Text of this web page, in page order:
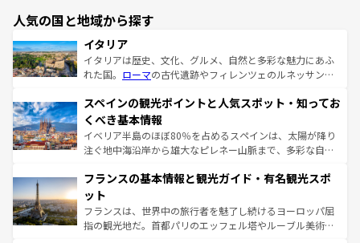
人気の国と地域から探す
イタリア
イタリアは歴史、文化、グルメ、自然と多彩な魅力にあふ
れた国。 ローマの古代遺跡やフィレンツェのルネッサンス
ろん、トスカーナの美しい田園風景やアマルフィ海岸の絶
景など、自然景観も見逃せない。観光の合間には、本場の
ピザやパスタなど、絶品のイタリア料理を堪能することも
できる。朝目覚めてから夜眠るまで、すべての瞬間を楽し
なお、新着のイタリア情報はコンテンツ一覧を参照してほ
しい。
スペインの観光ポイントと人気スポット・知ってお
くべき基本情報
イベリア半島のほぼ80％を占めるスペインは、太陽が降り
注ぐ地中海沿岸から雄大なピレネー山脈まで、多彩な自然
文化が根付くこの国では、情熱的なフラメンコ、熱気あふ
れる闘牛、そして美味しいタパスが生活の一部となってい
る。首都マドリードの洗練された雰囲気や、バルセロナの
アートに溢れた街角から、地方では古代ローマ遺跡や中世
フランスの基本情報と観光ガイド・有名観光スポ
ット
フランスは、世界中の旅行者を魅了し続けるヨーロッパ屈
指の観光地だ。首都パリのエッフェル塔やルーブル美術館